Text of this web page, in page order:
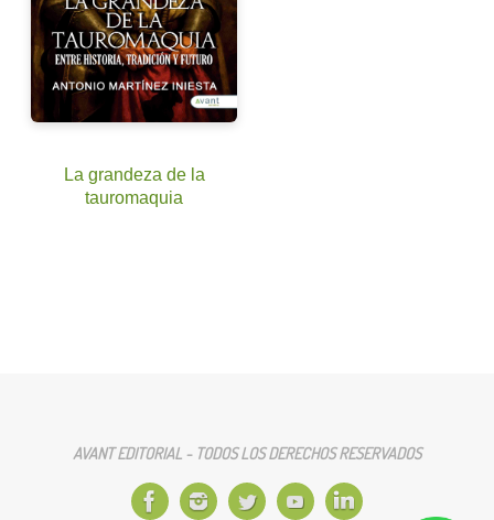
La grandeza de la
tauromaquia
AVANT EDITORIAL - TODOS LOS DERECHOS RESERVADOS